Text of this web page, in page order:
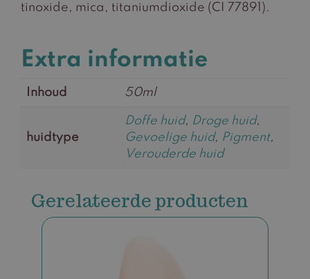
tinoxide, mica, titaniumdioxide (CI 77891).
Extra informatie
Inhoud 50ml
huidtype
Doffe huid, Droge huid,
Gevoelige huid, Pigment,
Verouderde huid
Gerelateerde producten